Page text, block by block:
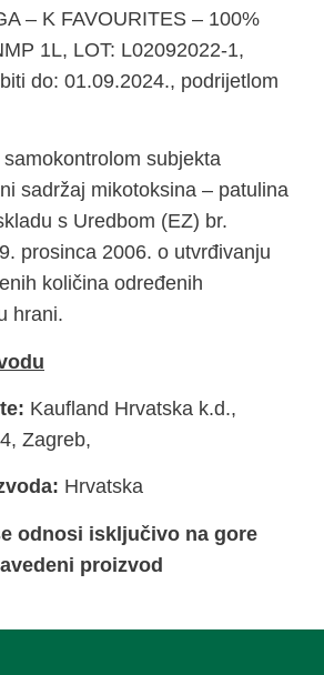
– K FAVOURITES – 100%
1L, LOT: L02092022-1,
do: 01.09.2024., podrijetlom
subjekta
sadržaj mikotoksina – patulina
s Uredbom (EZ) br.
prosinca 2006. o utvrđivanju
količina određenih
hrani.
Kaufland Hrvatska k.d.,
Zagreb,
Hrvatska
odnosi isključivo na gore
proizvod